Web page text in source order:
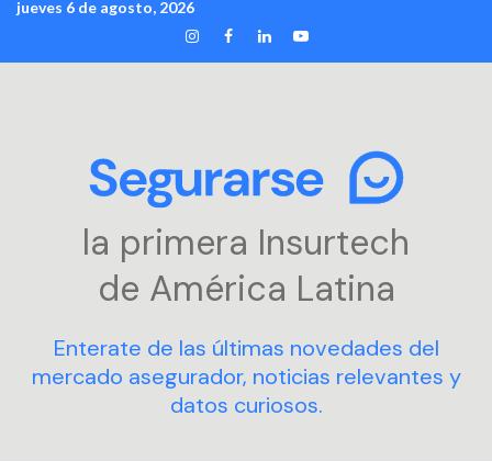
Skip
content
jueves 6 de agosto, 2026
INSTAGRAM
FACEBOOK
LINKEDIN
YOUTUBE
la primera Insurtech
de América Latina
Enterate de las últimas novedades del
mercado asegurador, noticias relevantes y
datos curiosos.